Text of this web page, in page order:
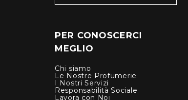
PER CONOSCERCI
MEGLIO
Chi siamo
Le Nostre Profumerie
I Nostri Servizi
Responsabilità Sociale
Lavora con Noi